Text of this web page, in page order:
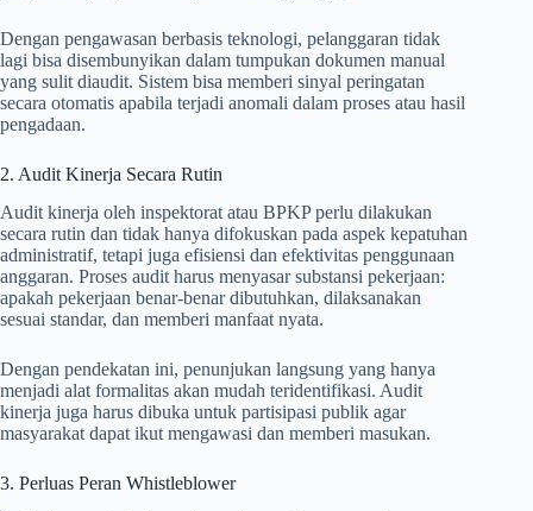
Dengan pengawasan berbasis teknologi, pelanggaran tidak
lagi bisa disembunyikan dalam tumpukan dokumen manual
yang sulit diaudit. Sistem bisa memberi sinyal peringatan
secara otomatis apabila terjadi anomali dalam proses atau hasil
pengadaan.
2. Audit Kinerja Secara Rutin
Audit kinerja oleh inspektorat atau BPKP perlu dilakukan
secara rutin dan tidak hanya difokuskan pada aspek kepatuhan
administratif, tetapi juga efisiensi dan efektivitas penggunaan
anggaran. Proses audit harus menyasar substansi pekerjaan:
apakah pekerjaan benar-benar dibutuhkan, dilaksanakan
sesuai standar, dan memberi manfaat nyata.
Dengan pendekatan ini, penunjukan langsung yang hanya
menjadi alat formalitas akan mudah teridentifikasi. Audit
kinerja juga harus dibuka untuk partisipasi publik agar
masyarakat dapat ikut mengawasi dan memberi masukan.
3. Perluas Peran Whistleblower